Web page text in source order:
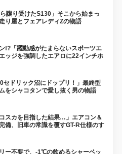
ら譲り受けたS130」そこから始まっ
り屋とフェアレディZの物語
!?「躍動感がたまらないスポーツエ
ッジを強調したエアロに22インチホ
セドリック沼にドップリ！」最終型
をシャコタンで愛し抜く男の物語
コスカを目指した結果…」エアコン＆
備、旧車の常識を覆すGT-R仕様のす
ー不要で、-1℃の飲めるシャーベッ